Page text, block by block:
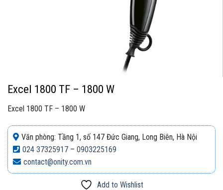
Excel 1800 TF – 1800 W
Excel 1800 TF – 1800 W
Văn phòng: Tầng 1, số 147 Đức Giang, Long Biên, Hà Nội
024 37325917 – 0903225169
contact@onity.com.vn
Add to Wishlist